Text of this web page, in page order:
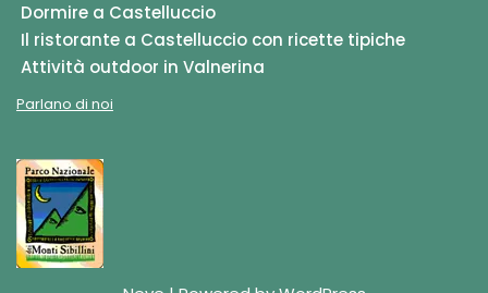
Dormire a Castelluccio
Il ristorante a Castelluccio con ricette tipiche
Attività outdoor in Valnerina
Parlano di noi